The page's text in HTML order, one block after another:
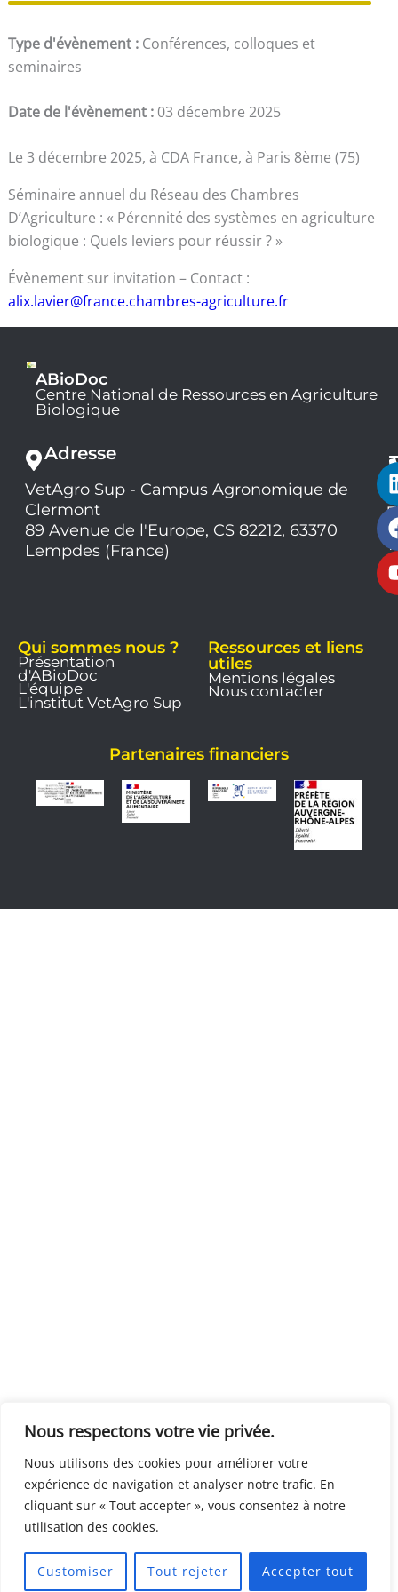
Nous respectons votre vie privée.
Nous utilisons des cookies pour améliorer votre
expérience de navigation et analyser notre trafic. En
cliquant sur « Tout accepter », vous consentez à notre
utilisation des cookies.
Customiser Tout rejeter Accepter tout
Type d'évènement : Conférences, colloques et
seminaires
Date de l'évènement : 03 décembre 2025
Le 3 décembre 2025, à CDA France, à Paris 8ème (75)
Séminaire annuel du Réseau des Chambres
D’Agriculture : « Pérennité des systèmes en agriculture
biologique : Quels leviers pour réussir ? »
Évènement sur invitation – Contact :
alix.lavier@france.chambres-agriculture.fr
ABioDoc
Centre National de Ressources en Agriculture
Biologique
Adresse
VetAgro Sup - Campus Agronomique de
Clermont
89 Avenue de l'Europe, CS 82212, 63370
Lempdes (France)
Qui sommes nous ?
Présentation
d'ABioDoc
L'équipe
L'institut VetAgro Sup
Ressources et liens
utiles
Mentions légales
Nous contacter
Partenaires financiers